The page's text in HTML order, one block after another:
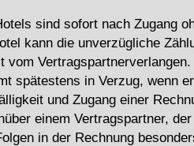
sind sofort nach Zugang
kann die unverzügliche
vom
spätestens in Verzug, wenn
und Zugang einer
einem Vertragspartner,
in der Rechnung